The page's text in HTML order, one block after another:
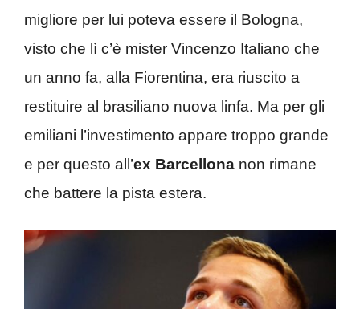
migliore per lui poteva essere il Bologna,
visto che lì c’è mister Vincenzo Italiano che
un anno fa, alla Fiorentina, era riuscito a
restituire al brasiliano nuova linfa. Ma per gli
emiliani l’investimento appare troppo grande
e per questo all’ex Barcellona non rimane
che battere la pista estera.